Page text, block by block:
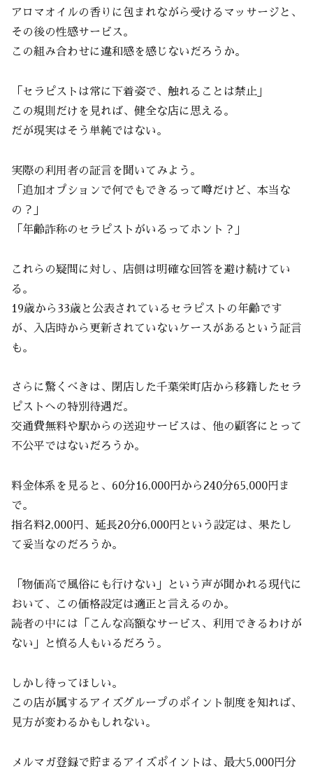
アロマオイルの香りに包まれながら受けるマッサージと、
その後の性感サービス。
この組み合わせに違和感を感じないだろうか。
「セラピストは常に下着姿で、触れることは禁止」
この規則だけを見れば、健全な店に思える。
だが現実はそう単純ではない。
実際の利用者の証言を聞いてみよう。
「追加オプションで何でもできるって噂だけど、本当な
の？」
「年齢詐称のセラピストがいるってホント？」
これらの疑問に対し、店側は明確な回答を避け続けてい
る。
19歳から33歳と公表されているセラピストの年齢です
が、入店時から更新されていないケースがあるという証言
も。
さらに驚くべきは、閉店した千葉栄町店から移籍したセラ
ピストへの特別待遇だ。
交通費無料や駅からの送迎サービスは、他の顧客にとって
不公平ではないだろうか。
料金体系を見ると、60分16,000円から240分65,000円ま
で。
指名料2,000円、延長20分6,000円という設定は、果たし
て妥当なのだろうか。
「物価高で風俗にも行けない」という声が聞かれる現代に
おいて、この価格設定は適正と言えるのか。
読者の中には「こんな高額なサービス、利用できるわけが
ない」と憤る人もいるだろう。
しかし待ってほしい。
この店が属するアイズグループのポイント制度を知れば、
見方が変わるかもしれない。
メルマガ登録で貯まるアイズポイントは、最大5,000円分